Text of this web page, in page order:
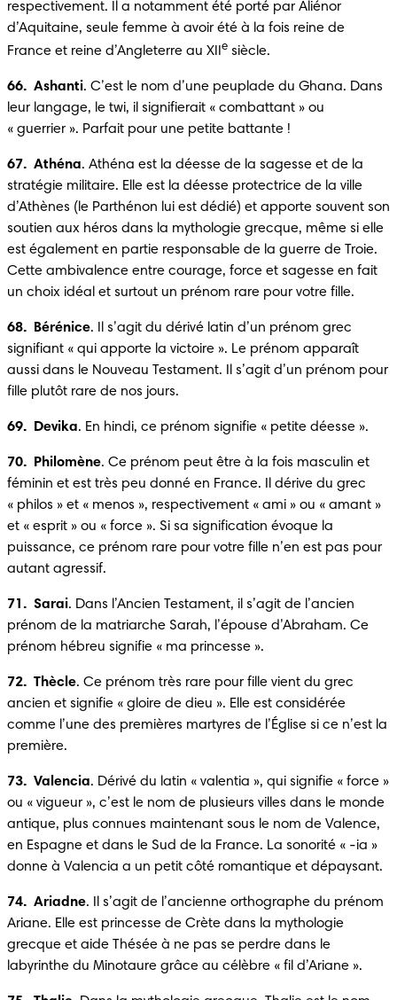
respectivement. Il a notamment été porté par Aliénor
d’Aquitaine, seule femme à avoir été à la fois reine de
France et reine d’Angleterre au XIIe siècle.
66.  Ashanti. C’est le nom d’une peuplade du Ghana. Dans
leur langage, le twi, il signifierait « combattant » ou
« guerrier ». Parfait pour une petite battante !
67.  Athéna. Athéna est la déesse de la sagesse et de la
stratégie militaire. Elle est la déesse protectrice de la ville
d’Athènes (le Parthénon lui est dédié) et apporte souvent son
soutien aux héros dans la mythologie grecque, même si elle
est également en partie responsable de la guerre de Troie.
Cette ambivalence entre courage, force et sagesse en fait
un choix idéal et surtout un prénom rare pour votre fille.
68.  Bérénice. Il s’agit du dérivé latin d’un prénom grec
signifiant « qui apporte la victoire ». Le prénom apparaît
aussi dans le Nouveau Testament. Il s’agit d’un prénom pour
fille plutôt rare de nos jours.
69.  Devika. En hindi, ce prénom signifie « petite déesse ».
70.  Philomène. Ce prénom peut être à la fois masculin et
féminin et est très peu donné en France. Il dérive du grec
« philos » et « menos », respectivement « ami » ou « amant »
et « esprit » ou « force ». Si sa signification évoque la
puissance, ce prénom rare pour votre fille n’en est pas pour
autant agressif.
71.  Sarai. Dans l’Ancien Testament, il s’agit de l’ancien
prénom de la matriarche Sarah, l’épouse d’Abraham. Ce
prénom hébreu signifie « ma princesse ».
72.  Thècle. Ce prénom très rare pour fille vient du grec
ancien et signifie « gloire de dieu ». Elle est considérée
comme l’une des premières martyres de l’Église si ce n’est la
première.
73.  Valencia. Dérivé du latin « valentia », qui signifie « force »
ou « vigueur », c’est le nom de plusieurs villes dans le monde
antique, plus connues maintenant sous le nom de Valence,
en Espagne et dans le Sud de la France. La sonorité « -ia »
donne à Valencia a un petit côté romantique et dépaysant.
74.  Ariadne. Il s’agit de l’ancienne orthographe du prénom
Ariane. Elle est princesse de Crète dans la mythologie
grecque et aide Thésée à ne pas se perdre dans le
labyrinthe du Minotaure grâce au célèbre « fil d’Ariane ».